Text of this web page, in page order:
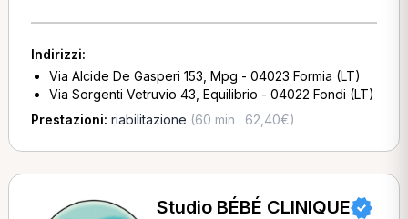
Indirizzi:
Via Alcide De Gasperi 153, Mpg - 04023 Formia (LT)
Via Sorgenti Vetruvio 43, Equilibrio - 04022 Fondi (LT)
Prestazioni: riabilitazione (60 min · 62,40€)
Studio BÉBÉ CLINIQUE